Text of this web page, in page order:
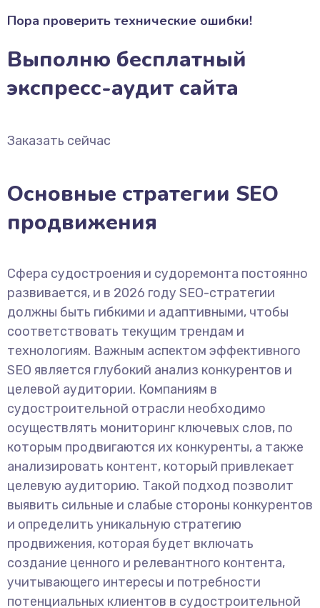
Пора проверить технические ошибки!
Выполню бесплатный
экспресс-аудит сайта
Заказать сейчас
Основные стратегии SEO
продвижения
Сфера судостроения и судоремонта постоянно
развивается, и в 2026 году SEO-стратегии
должны быть гибкими и адаптивными, чтобы
соответствовать текущим трендам и
технологиям. Важным аспектом эффективного
SEO является глубокий анализ конкурентов и
целевой аудитории. Компаниям в
судостроительной отрасли необходимо
осуществлять мониторинг ключевых слов, по
которым продвигаются их конкуренты, а также
анализировать контент, который привлекает
целевую аудиторию. Такой подход позволит
выявить сильные и слабые стороны конкурентов
и определить уникальную стратегию
продвижения, которая будет включать
создание ценного и релевантного контента,
учитывающего интересы и потребности
потенциальных клиентов в судостроительной